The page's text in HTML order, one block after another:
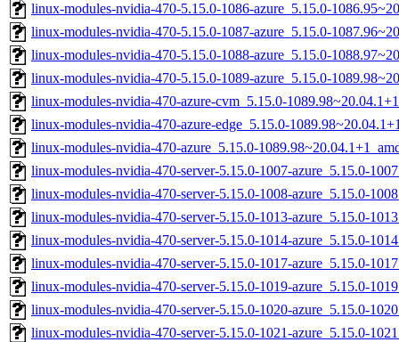
linux-modules-nvidia-470-5.15.0-1086-azure_5.15.0-
linux-modules-nvidia-470-5.15.0-1087-azure_5.15.0-
linux-modules-nvidia-470-5.15.0-1088-azure_5.15.0-
linux-modules-nvidia-470-5.15.0-1089-azure_5.15.0-
linux-modules-nvidia-470-azure-cvm_5.15.0-
linux-modules-nvidia-470-azure-edge_5.15.0-
linux-modules-nvidia-470-azure_5.15.0-
linux-modules-nvidia-470-server-5.15.0-1007-azure_5.15.0-
linux-modules-nvidia-470-server-5.15.0-1008-azure_5.15.0-
linux-modules-nvidia-470-server-5.15.0-1013-azure_5.15.0-
linux-modules-nvidia-470-server-5.15.0-1014-azure_5.15.0-
linux-modules-nvidia-470-server-5.15.0-1017-azure_5.15.0-
linux-modules-nvidia-470-server-5.15.0-1019-azure_5.15.0-
linux-modules-nvidia-470-server-5.15.0-1020-azure_5.15.0-
linux-modules-nvidia-470-server-5.15.0-1021-azure_5.15.0-